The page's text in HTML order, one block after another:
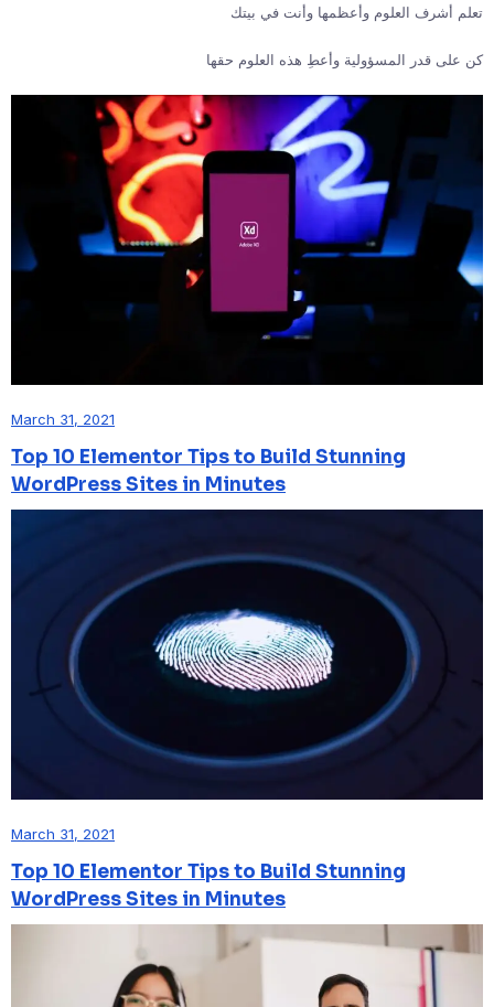
تعلم أشرف العلوم وأعظمها وأنت في بيتك
كن على قدر المسؤولية وأعطِ هذه العلوم حقها
March 31, 2021
Top 10 Elementor Tips to Build Stunning
WordPress Sites in Minutes
March 31, 2021
Top 10 Elementor Tips to Build Stunning
WordPress Sites in Minutes